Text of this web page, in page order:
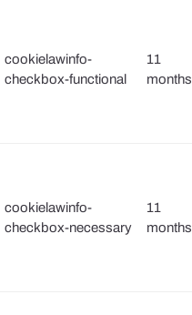
cookielawinfo-
checkbox-functional
11
months
cookielawinfo-
checkbox-necessary
11
months